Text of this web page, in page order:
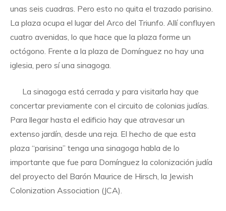
unas seis cuadras. Pero esto no quita el trazado parisino.
La plaza ocupa el lugar del Arco del Triunfo. Allí confluyen
cuatro avenidas, lo que hace que la plaza forme un
octógono. Frente a la plaza de Domínguez no hay una
iglesia, pero sí una sinagoga.
La sinagoga está cerrada y para visitarla hay que
concertar previamente con el circuito de colonias judías.
Para llegar hasta el edificio hay que atravesar un
extenso jardín, desde una reja. El hecho de que esta
plaza “parisina” tenga una sinagoga habla de lo
importante que fue para Domínguez la colonización judía
del proyecto del Barón Maurice de Hirsch, la Jewish
Colonization Association (JCA).